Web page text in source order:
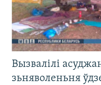
Вызвалілі
зьняволеньня